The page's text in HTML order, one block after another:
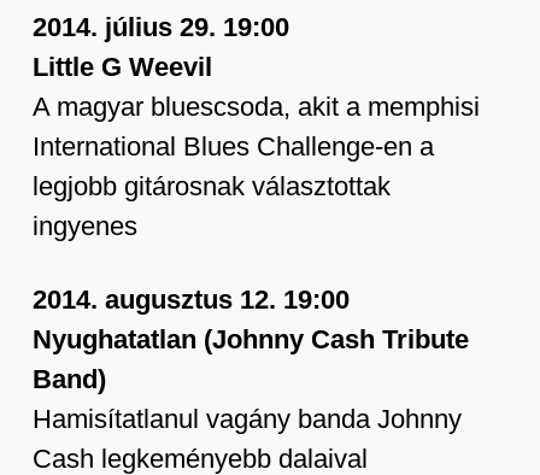
2014. július 29. 19:00
Little G Weevil
A magyar bluescsoda, akit a memphisi
International Blues Challenge-en a
legjobb gitárosnak választottak
ingyenes
2014. augusztus 12. 19:00
Nyughatatlan (Johnny Cash Tribute
Band)
Hamisítatlanul vagány banda Johnny
Cash legkeményebb dalaival